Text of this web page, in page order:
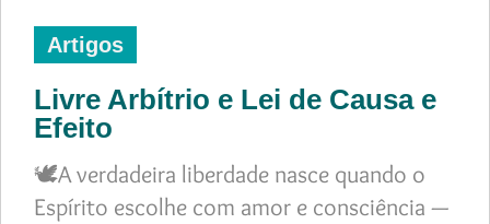
Artigos
Livre Arbítrio e Lei de Causa e
Efeito
🕊️A verdadeira liberdade nasce quando o
Espírito escolhe com amor e consciência —